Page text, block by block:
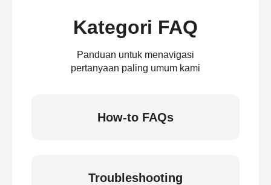
Kategori FAQ
Panduan untuk menavigasi
pertanyaan paling umum kami
How-to FAQs
Troubleshooting